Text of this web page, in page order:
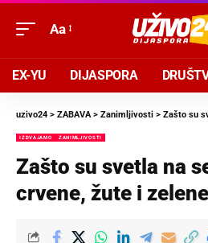
Aa
EX-YU DIJASPORA
uzivo24 > ZABAVA> Zanimljivosti > Zašto su
IZDVAJAMO ZANIMLJIVOSTI
Zašto su svetla na
crvene, žute i